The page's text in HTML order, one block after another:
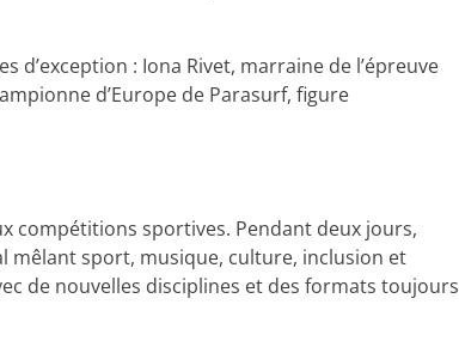
d’exception : Iona Rivet, marraine de l’épreuve
d’Europe de Parasurf, figure
compétitions sportives. Pendant deux jours,
mêlant sport, musique, culture, inclusion et
de nouvelles disciplines et des formats toujours